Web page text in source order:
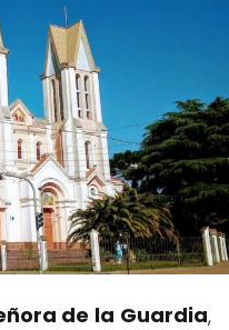
de la Guardia,